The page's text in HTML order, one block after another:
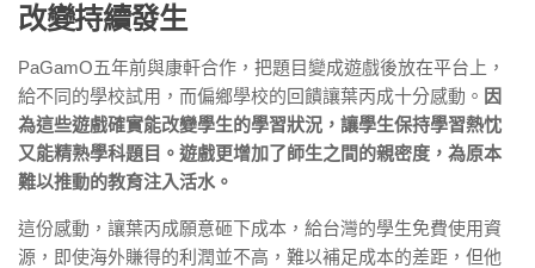
改變持續發生
PaGamO五年前與康軒合作，把題目變成遊戲後放在平台上，
給不同的學校試用，而偏鄉學校的回饋讓葉丙成十分感動。 因
為這些遊戲確實能改變學生的學習狀況，讓學生保持學習熱忱
又能精熟學科題目。遊戲更增加了師生之間的親密度，為原本
難以推動的教育注入活水。
這份感動，讓葉丙成願意砸下成本，給台灣的學生免費使用資
源，即使海外賺得的利潤並不高，難以補足成本的差距，但他